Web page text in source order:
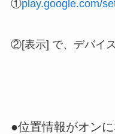
①play.google.com/
②[表示] で、デバイス
●位置情報がオン